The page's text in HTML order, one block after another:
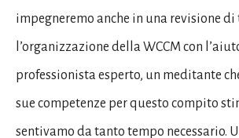
impegneremo anche in una revisione
l’organizzazione della WCCM con
professionista esperto, un meditante
sue competenze per questo compito
sentivamo da tanto tempo necessario.